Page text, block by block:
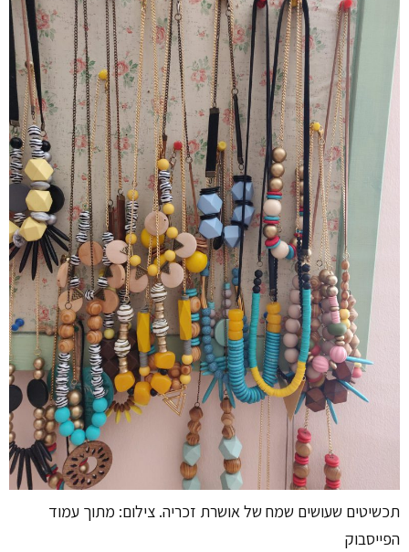
תכשיטים שעושים שמח של אושרת זכריה. צילום: מתוך עמוד
הפייסבוק